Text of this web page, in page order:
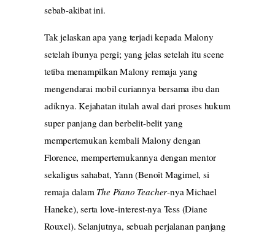
sebab-akibat ini.
Tak jelaskan apa yang terjadi kepada Malony
setelah ibunya pergi; yang jelas setelah itu scene
tetiba menampilkan Malony remaja yang
mengendarai mobil curiannya bersama ibu dan
adiknya. Kejahatan itulah awal dari proses hukum
super panjang dan berbelit-belit yang
mempertemukan kembali Malony dengan
Florence, mempertemukannya dengan mentor
sekaligus sahabat, Yann (Benoît Magimel, si
remaja dalam The Piano Teacher­-nya Michael
Haneke), serta love-interest-nya Tess (Diane
Rouxel). Selanjutnya, sebuah perjalanan panjang